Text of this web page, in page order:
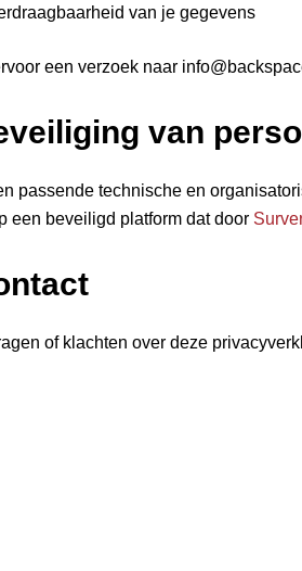
van je gegevens
een verzoek naar
van
passende technische en
een beveiligd platform dat door
of klachten over deze